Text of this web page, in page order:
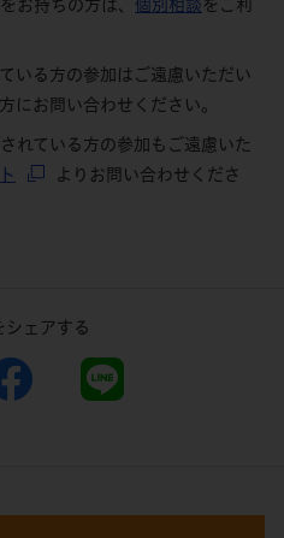
お持ちの方は、 個別相談 をご利
いる方の参加はご遠慮いただい
にお問い合わせください。
れている方の参加もご遠慮いた
よりお問い合わせくださ
シェアする